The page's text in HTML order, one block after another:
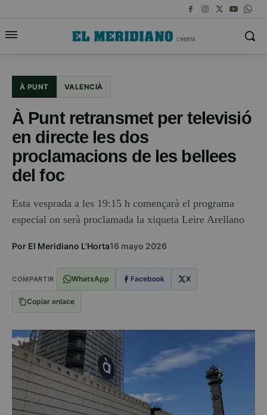
À PUNT VALENCIÀ
À Punt retransmet per televisió
en directe les dos
proclamacions de les bellees
del foc
Esta vesprada a les 19:15 h començarà el programa
especial on serà proclamada la xiqueta Leire Arellano
Por El Meridiano L'Horta16 mayo 2026
COMPARTIR WhatsApp Facebook X
Copiar enlace